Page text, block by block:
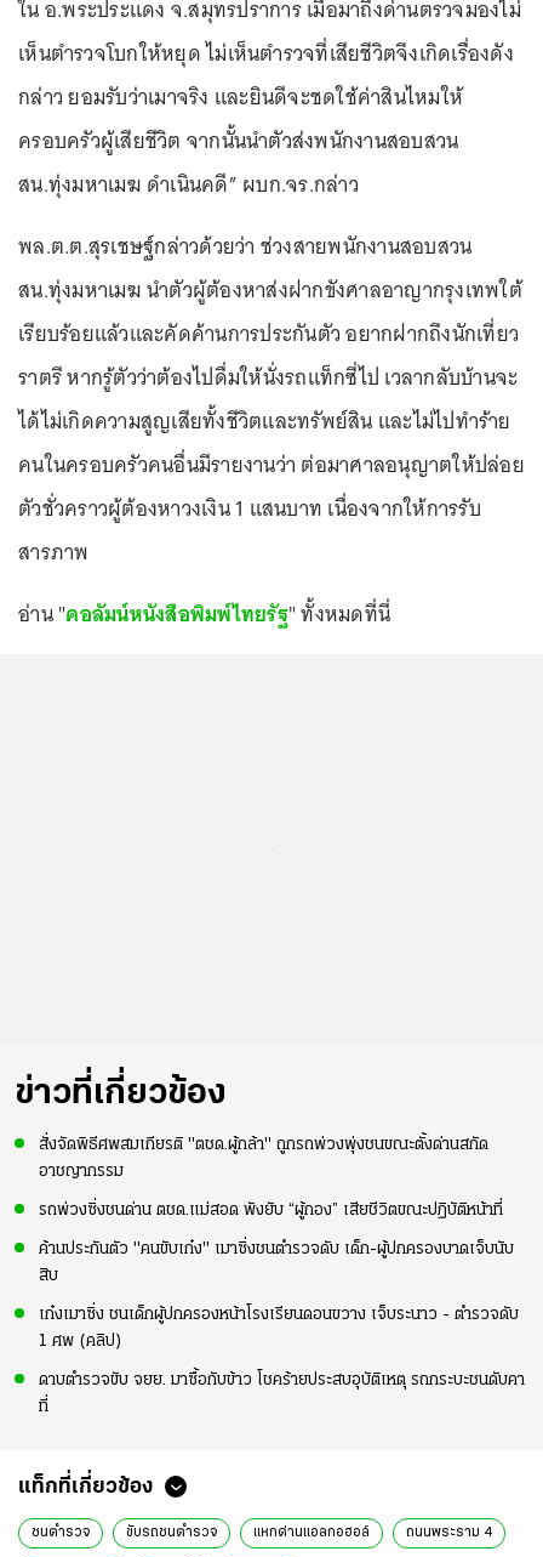
ใน อ.พระประแดง จ.สมุทรปราการ เมื่อมาถึงด่านตรวจมองไม่
เห็นตำรวจโบกให้หยุด ไม่เห็นตำรวจที่เสียชีวิตจึงเกิดเรื่องดัง
กล่าว ยอมรับว่าเมาจริง และยินดีจะชดใช้ค่าสินไหมให้
ครอบครัวผู้เสียชีวิต จากนั้นนำตัวส่งพนักงานสอบสวน
สน.ทุ่งมหาเมฆ ดำเนินคดี” ผบก.จร.กล่าว
พล.ต.ต.สุรเชษฐ์กล่าวด้วยว่า ช่วงสายพนักงานสอบสวน
สน.ทุ่งมหาเมฆ นำตัวผู้ต้องหาส่งฝากขังศาลอาญากรุงเทพใต้
เรียบร้อยแล้วและคัดค้านการประกันตัว อยากฝากถึงนักเที่ยว
ราตรี หากรู้ตัวว่าต้องไปดื่มให้นั่งรถแท็กซี่ไป เวลากลับบ้านจะ
ได้ไม่เกิดความสูญเสียทั้งชีวิตและทรัพย์สิน และไม่ไปทำร้าย
คนในครอบครัวคนอื่นมีรายงานว่า ต่อมาศาลอนุญาตให้ปล่อย
ตัวชั่วคราวผู้ต้องหาวงเงิน 1 แสนบาท เนื่องจากให้การรับ
สารภาพ
อ่าน "คอลัมน์หนังสือพิมพ์ไทยรัฐ" ทั้งหมดที่นี่
ข่าวที่เกี่ยวข้อง
สั่งจัดพิธีศพสมเกียรติ "ตชด.ผู้กล้า" ถูกรถพ่วงพุ่งชนขณะตั้งด่านสกัด
อาชญากรรม
รถพ่วงซิ่งชนด่าน ตชด.แม่สอด พังยับ “ผู้กอง” เสียชีวิตขณะปฏิบัติหน้าที่
ค้านประกันตัว "คนขับเก๋ง" เมาซิ่งชนตำรวจดับ เด็ก-ผู้ปกครองบาดเจ็บนับ
สิบ
เก๋งเมาซิ่ง ชนเด็กผู้ปกครองหน้าโรงเรียนดอนขวาง เจ็บระนาว - ตำรวจดับ
1 ศพ (คลิป)
ดาบตำรวจขับ จยย. มาซื้อกับข้าว โชคร้ายประสบอุบัติเหตุ รถกระบะชนดับคา
ที่
แท็กที่เกี่ยวข้อง
ชนตำรวจ ขับรถชนตำรวจ แหกด่านแอลกอฮอล์ ถนนพระราม 4